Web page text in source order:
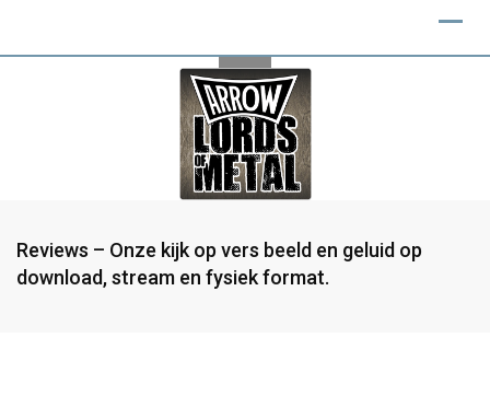
Reviews – Onze kijk op vers beeld en geluid op
download, stream en fysiek format.